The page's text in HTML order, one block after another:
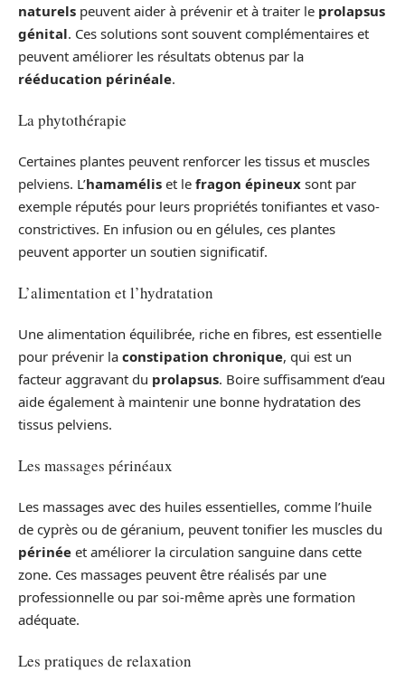
naturels peuvent aider à prévenir et à traiter le prolapsus
génital. Ces solutions sont souvent complémentaires et
peuvent améliorer les résultats obtenus par la
rééducation périnéale.
La phytothérapie
Certaines plantes peuvent renforcer les tissus et muscles
pelviens. L’hamamélis et le fragon épineux sont par
exemple réputés pour leurs propriétés tonifiantes et vaso-
constrictives. En infusion ou en gélules, ces plantes
peuvent apporter un soutien significatif.
L’alimentation et l’hydratation
Une alimentation équilibrée, riche en fibres, est essentielle
pour prévenir la constipation chronique, qui est un
facteur aggravant du prolapsus. Boire suffisamment d’eau
aide également à maintenir une bonne hydratation des
tissus pelviens.
Les massages périnéaux
Les massages avec des huiles essentielles, comme l’huile
de cyprès ou de géranium, peuvent tonifier les muscles du
périnée et améliorer la circulation sanguine dans cette
zone. Ces massages peuvent être réalisés par une
professionnelle ou par soi-même après une formation
adéquate.
Les pratiques de relaxation